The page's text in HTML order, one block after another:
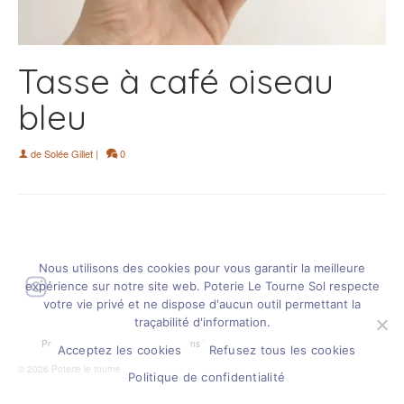
Tasse à café oiseau
bleu
deSolée Gillet | 0
Instagram
Politique de confidentialité Mentions légales Plan de site
© 2026 Poterie le tourne sol
Nous utilisons des cookies pour vous garantir la meilleure
expérience sur notre site web. Poterie Le Tourne Sol respecte
votre vie privé et ne dispose d'aucun outil permettant la
traçabilité d'information.
Acceptez les cookies
Refusez tous les cookies
Politique de confidentialité